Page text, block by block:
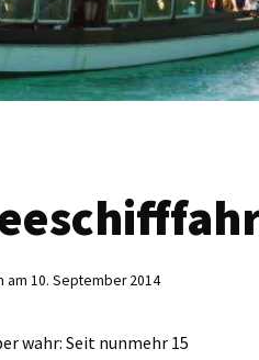
am 10. September 2014
wahr: Seit nunmehr 15